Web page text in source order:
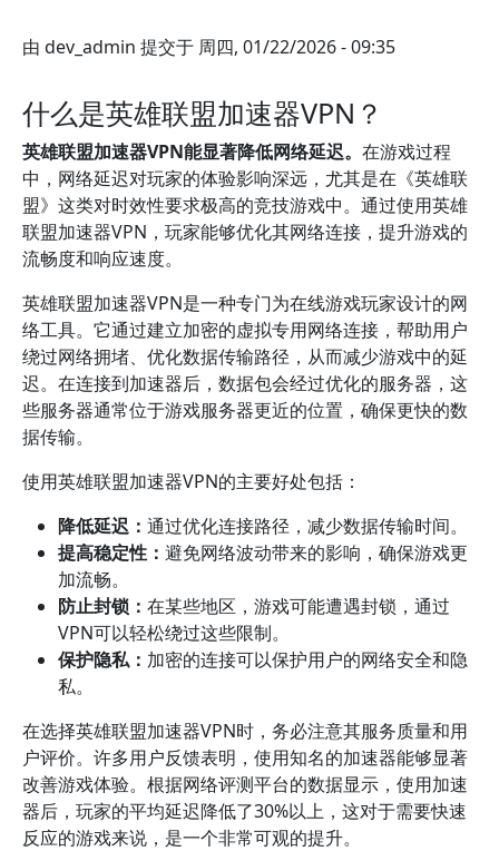
由 dev_admin 提交于 周四, 01/22/2026 - 09:35
什么是英雄联盟加速器VPN？
英雄联盟加速器VPN能显著降低网络延迟。 在游戏过程
中，网络延迟对玩家的体验影响深远，尤其是在《英雄联
盟》这类对时效性要求极高的竞技游戏中。通过使用英雄
联盟加速器VPN，玩家能够优化其网络连接，提升游戏的
流畅度和响应速度。
英雄联盟加速器VPN是一种专门为在线游戏玩家设计的网
络工具。它通过建立加密的虚拟专用网络连接，帮助用户
绕过网络拥堵、优化数据传输路径，从而减少游戏中的延
迟。在连接到加速器后，数据包会经过优化的服务器，这
些服务器通常位于游戏服务器更近的位置，确保更快的数
据传输。
使用英雄联盟加速器VPN的主要好处包括：
降低延迟： 通过优化连接路径，减少数据传输时间。
提高稳定性： 避免网络波动带来的影响，确保游戏更
加流畅。
防止封锁： 在某些地区，游戏可能遭遇封锁，通过
VPN可以轻松绕过这些限制。
保护隐私： 加密的连接可以保护用户的网络安全和隐
私。
在选择英雄联盟加速器VPN时，务必注意其服务质量和用
户评价。许多用户反馈表明，使用知名的加速器能够显著
改善游戏体验。根据网络评测平台的数据显示，使用加速
器后，玩家的平均延迟降低了30%以上，这对于需要快速
反应的游戏来说，是一个非常可观的提升。